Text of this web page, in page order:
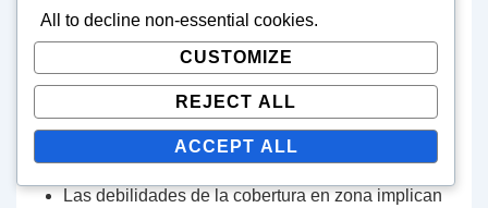
esencial para los coordinadores defensivos al
planificar estrategias de juego.
Las fortalezas de la cobertura en zona incluyen un
mejor apoyo en la carrera y la capacidad de leer al
mariscal de campo.
Las debilidades de la cobertura en zona implican
All
to decline non-essential cookies.
CUSTOMIZE
REJECT ALL
ACCEPT ALL